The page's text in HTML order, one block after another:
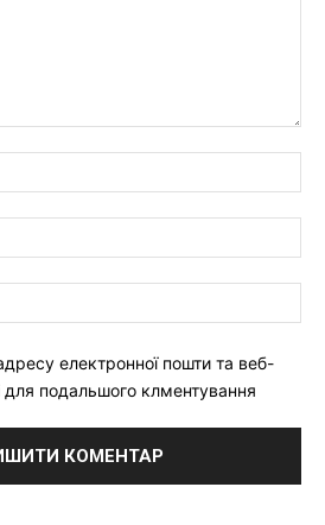
електронної пошти та веб-
для подальшого клментування